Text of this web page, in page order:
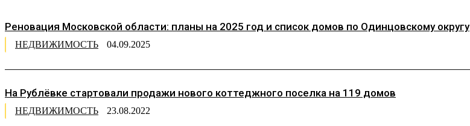
Реновация Московской области: планы на 2025 год и список домов по Одинцовскому округу
НЕДВИЖИМОСТЬ 04.09.2025
На Рублёвке стартовали продажи нового коттеджного поселка на 119 домов
НЕДВИЖИМОСТЬ 23.08.2022